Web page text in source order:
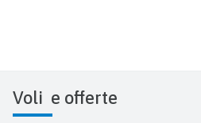
Voli e offerte